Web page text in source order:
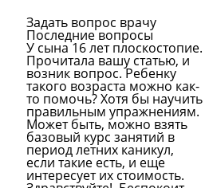
Задать вопрос врачу
Последние вопросы
У сына 16 лет плоскостопие.
Прочитала вашу статью, и
возник вопрос. Ребенку
такого возраста можно как-
то помочь? Хотя бы научить
правильным упражнениям.
Может быть, можно взять
базовый курс занятий в
период летних каникул,
если такие есть, и еще
интересует их стоимость.